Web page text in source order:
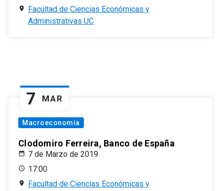
Facultad de Ciencias Económicas y
Administrativas UC
7 MAR
Macroeconomía
Clodomiro Ferreira, Banco de España
7 de Marzo de 2019
17:00
Facultad de Ciencias Económicas y